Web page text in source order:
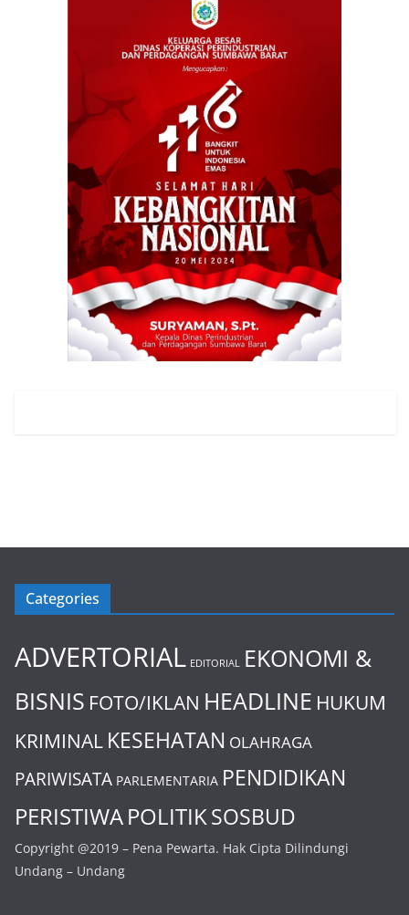
Categories
ADVERTORIAL EDITORIAL EKONOMI &
BISNIS FOTO/IKLAN HEADLINE HUKUM
KRIMINAL KESEHATAN OLAHRAGA
PARIWISATA PARLEMENTARIA PENDIDIKAN
PERISTIWAPOLITIKSOSBUD
Copyright @2019 – Pena Pewarta. Hak Cipta Dilindungi
Undang – Undang